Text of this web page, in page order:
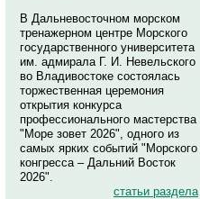
В Дальневосточном морском
тренажерном центре Морского
государственного университета
им. адмирала Г. И. Невельского
во Владивостоке состоялась
торжественная церемония
открытия конкурса
профессионального мастерства
"Море зовет 2026", одного из
самых ярких событий "Морского
конгресса – Дальний Восток
2026".
статьи раздела